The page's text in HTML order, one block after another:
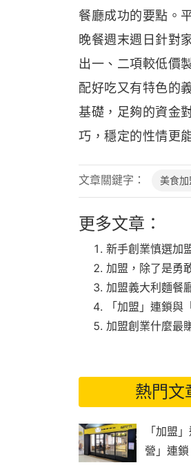
餐廳成功的要點。
晚餐週末週日針對
出一、二項較低價
配好吃又有特色的
基礎，足夠的資金
巧，穩定的性情更
文章關鍵字： 美食加
更多文章：
新手創業慎選加
加盟，除了是勇
加盟義大利麵餐
「加盟」連鎖與
加盟創業什麼最
熱門文
「加盟
營」連